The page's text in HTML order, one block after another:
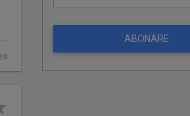
ABONARE